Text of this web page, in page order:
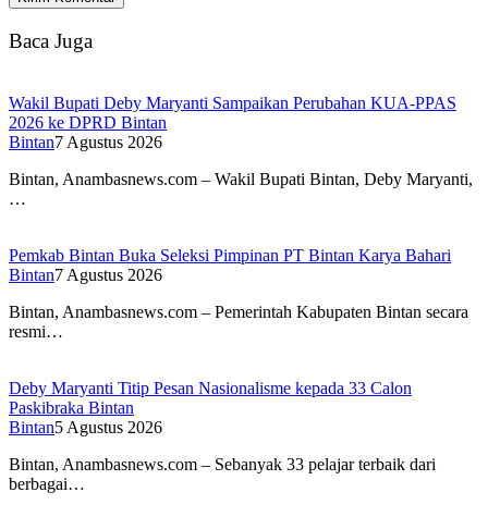
Baca Juga
Wakil Bupati Deby Maryanti Sampaikan Perubahan KUA-PPAS
2026 ke DPRD Bintan
Bintan7 Agustus 2026
Bintan, Anambasnews.com – Wakil Bupati Bintan, Deby Maryanti,
…
Pemkab Bintan Buka Seleksi Pimpinan PT Bintan Karya Bahari
Bintan7 Agustus 2026
Bintan, Anambasnews.com – Pemerintah Kabupaten Bintan secara
resmi…
Deby Maryanti Titip Pesan Nasionalisme kepada 33 Calon
Paskibraka Bintan
Bintan5 Agustus 2026
Bintan, Anambasnews.com – Sebanyak 33 pelajar terbaik dari
berbagai…